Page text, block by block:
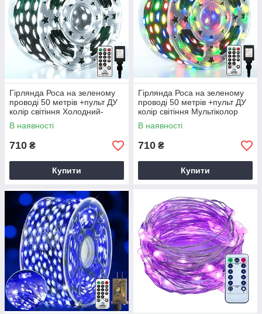
Гірлянда Роса на зеленому
проводі 50 метрів +пульт ДУ
колір світіння Холодний-
Білий
В наявності
710 ₴
Купити
Гірлянда Роса на зеленому
проводі 50 метрів +пульт ДУ
колір світіння Мультіколор
В наявності
710 ₴
Купити